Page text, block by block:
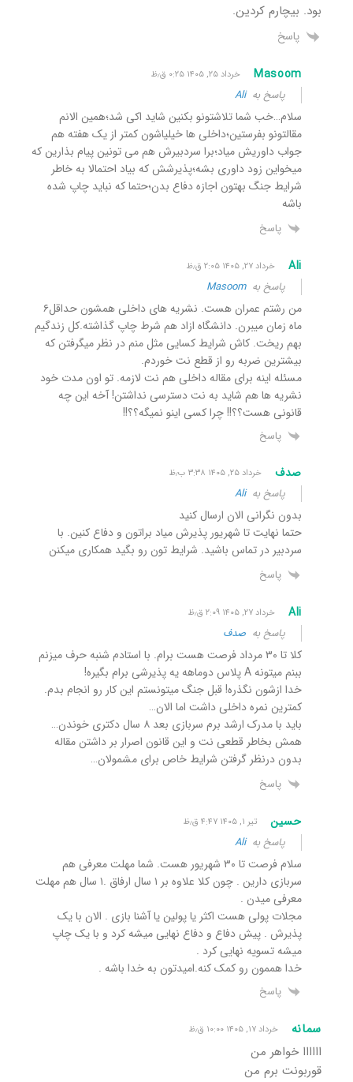
بود‌. بیچارم کردین.
پاسخ
Masoom خرداد ۲۵, ۱۴۰۵ ۰:۲۵ ق٫ظ
پاسخ بهAli
سلام…خب شما تلاشتونو بکنین شاید اکی شد؛همین الانم
مقالتونو بفرستین؛داخلی ها خیلیاشون کمتر از یک هفته هم
جواب داوریش میاد؛برا سردبیرش هم می تونین پیام بذارین که
میخواین زود داوری بشه؛پذیرشش که بیاد احتمالا به خاطر
شرایط جنگ بهتون اجازه دفاع بدن؛حتما که نباید چاپ شده
باشه
پاسخ
Ali خرداد ۲۷, ۱۴۰۵ ۲:۰۵ ق٫ظ
پاسخ بهMasoom
من رشتم عمران هست. نشریه های داخلی همشون حداقل۶
ماه زمان میبرن. دانشگاه ازاد هم شرط چاپ گذاشته.کل زندگیم
بهم ریخت. کاش شرایط کسایی مثل منم در نظر میگرفتن که
بیشترین ضربه رو از قطع نت خوردم.
مسئله اینه برای مقاله داخلی هم نت لازمه. تو اون مدت خود
نشریه ها هم شاید به نت دسترسی نداشتن! آخه این چه
قانونی هست؟؟!! چرا کسی اینو نمیگه؟؟!!
پاسخ
صدف خرداد ۲۵, ۱۴۰۵ ۳:۳۸ ب٫ظ
پاسخ بهAli
بدون نگرانی الان ارسال کنید
حتما نهایت تا شهریور پذیرش میاد براتون و دفاع کنین. با
سردبیر در تماس باشید. شرایط تون رو بگید همکاری میکنن
پاسخ
Ali خرداد ۲۷, ۱۴۰۵ ۲:۰۹ ق٫ظ
پاسخ به صدف
کلا تا ۳۰ مرداد فرصت هست برام. با استادم شنبه حرف میزنم
ببنم میتونه A پلاس دوماهه یه پذیرشی برام بگیره!
خدا ازشون نگذره! قبل جنگ میتونستم این کار رو انجام بدم.
کمترین نمره داخلی داشت اما الان…
باید با مدرک ارشد برم سربازی بعد ۸ سال دکتری خوندن…
همش بخاطر قطعی نت و این قانون اصرار بر داشتن مقاله
بدون درنظر گرفتن شرایط خاص برای مشمولان…
پاسخ
حسین تیر ۱, ۱۴۰۵ ۴:۴۷ ق٫ظ
پاسخ بهAli
سلام فرصت تا ۳۰ شهریور هست. شما مهلت معرفی هم
سربازی دارین . چون کلا علاوه بر ۱ سال ارفاق .۱ سال هم مهلت
معرفی میدن .
مجلات پولی هست اکثر یا پولین یا آشنا بازی . الان با یک
پذیرش . پیش دفاع و دفاع نهایی میشه کرد و با یک چاپ
میشه تسویه نهایی کرد .
خدا هممون رو کمک کنه.امیدتون به خدا باشه .
پاسخ
سمانه خرداد ۱۷, ۱۴۰۵ ۱۰:۰۰ ق٫ظ
اااااا خواهر من
قوربونت برم من